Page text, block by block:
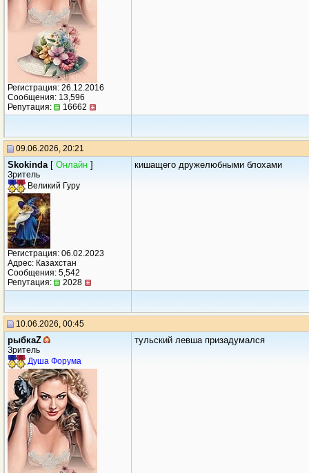
Регистрация: 26.12.2016
Сообщения: 13,596
Репутация:
16662
09.06.2026, 20:21
Skokinda [ Онлайн ]
Зритель
Великий Гуру
Регистрация: 06.02.2023
Адрес: Казахстан
Сообщения: 5,542
Репутация:
2028
кишащего дружелюбными блохами
10.06.2026, 00:45
рыбкаZ
Зритель
Душа Форума
тульский левша призадумался